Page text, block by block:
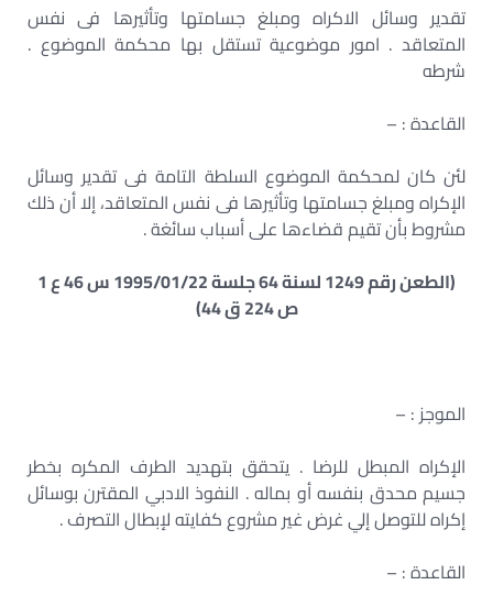
تقدير وسائل الاكراه ومبلغ جسامتها وتأثيرها فى نفس
المتعاقد . امور موضوعية تستقل بها محكمة الموضوع .
شرطه
القاعدة : –
لئن كان لمحكمة الموضوع السلطة التامة فى تقدير وسائل
الإكراه ومبلغ جسامتها وتأثيرها فى نفس المتعاقد، إلا أن ذلك
مشروط بأن تقيم قضاءها على أسباب سائغة .
(الطعن رقم 1249 لسنة 64 جلسة 1995/01/22 س 46 ع 1
ص 224 ق 44)
الموجز : –
الإكراه المبطل للرضا . يتحقق بتهديد الطرف المكره بخطر
جسيم محدق بنفسه أو بماله . النفوذ الادبي المقترن بوسائل
إكراه للتوصل إلي غرض غير مشروع كفايته لإبطال التصرف .
القاعدة : –